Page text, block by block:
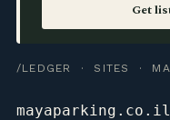
Get
/LEDGER · SITES ·
mayaparking.co.il